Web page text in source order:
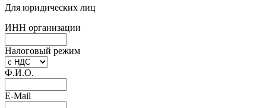
Для юридических лиц
ИНН организации
Налоговый режим
Ф.И.О.
E-Mail